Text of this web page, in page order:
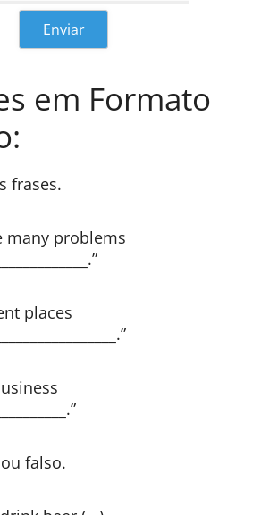
em Formato
frases.
many problems
places
falso.